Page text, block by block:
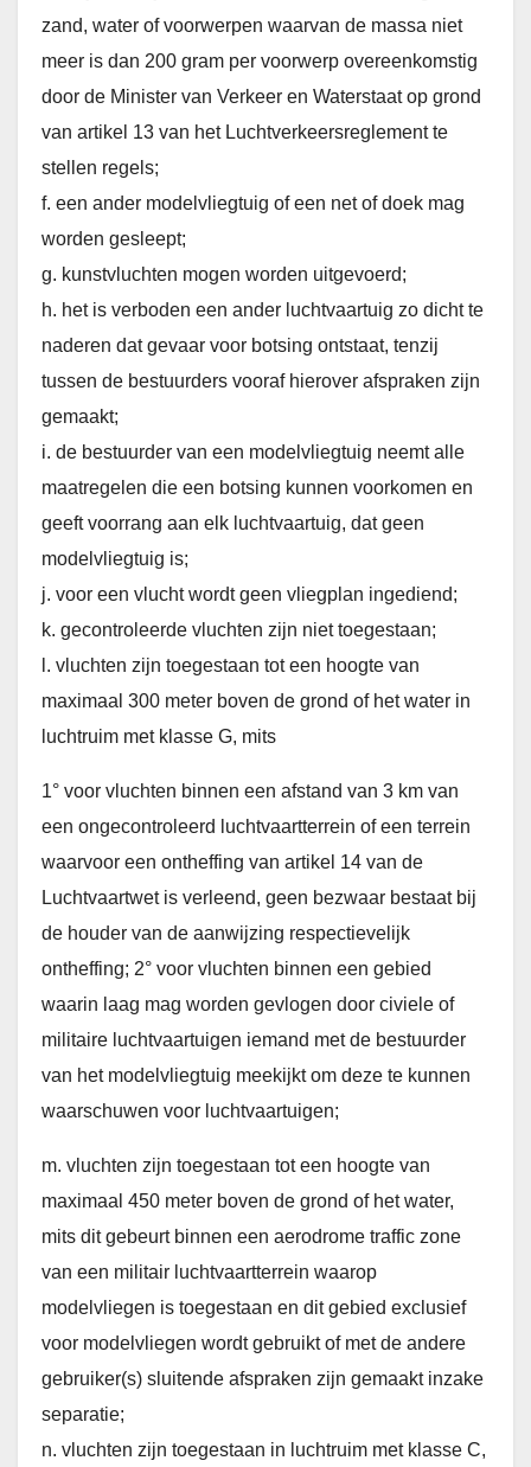
zand, water of voorwerpen waarvan de massa niet
meer is dan 200 gram per voorwerp overeenkomstig
door de Minister van Verkeer en Waterstaat op grond
van artikel 13 van het Luchtverkeersreglement te
stellen regels;
f. een ander modelvliegtuig of een net of doek mag
worden gesleept;
g. kunstvluchten mogen worden uitgevoerd;
h. het is verboden een ander luchtvaartuig zo dicht te
naderen dat gevaar voor botsing ontstaat, tenzij
tussen de bestuurders vooraf hierover afspraken zijn
gemaakt;
i. de bestuurder van een modelvliegtuig neemt alle
maatregelen die een botsing kunnen voorkomen en
geeft voorrang aan elk luchtvaartuig, dat geen
modelvliegtuig is;
j. voor een vlucht wordt geen vliegplan ingediend;
k. gecontroleerde vluchten zijn niet toegestaan;
l. vluchten zijn toegestaan tot een hoogte van
maximaal 300 meter boven de grond of het water in
luchtruim met klasse G, mits
1° voor vluchten binnen een afstand van 3 km van
een ongecontroleerd luchtvaartterrein of een terrein
waarvoor een ontheffing van artikel 14 van de
Luchtvaartwet is verleend, geen bezwaar bestaat bij
de houder van de aanwijzing respectievelijk
ontheffing; 2° voor vluchten binnen een gebied
waarin laag mag worden gevlogen door civiele of
militaire luchtvaartuigen iemand met de bestuurder
van het modelvliegtuig meekijkt om deze te kunnen
waarschuwen voor luchtvaartuigen;
m. vluchten zijn toegestaan tot een hoogte van
maximaal 450 meter boven de grond of het water,
mits dit gebeurt binnen een aerodrome traffic zone
van een militair luchtvaartterrein waarop
modelvliegen is toegestaan en dit gebied exclusief
voor modelvliegen wordt gebruikt of met de andere
gebruiker(s) sluitende afspraken zijn gemaakt inzake
separatie;
n. vluchten zijn toegestaan in luchtruim met klasse C,